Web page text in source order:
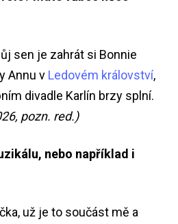
sen je zahrát si Bonnie
Annu v Ledovém království,
divadle Karlín brzy splní.
pozn. red.)
nebo například i
už je to součást mě a